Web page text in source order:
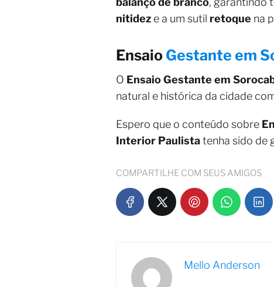
nitidez e a um sutil retoque na
Ensaio Gestante em
O Ensaio Gestante em
natural e histórica da cidade
Espero que o conteúdo sobre
Interior Paulistatenha sido de
COMPARTILHE COM SEUS AMIGOS
Mello Anderson